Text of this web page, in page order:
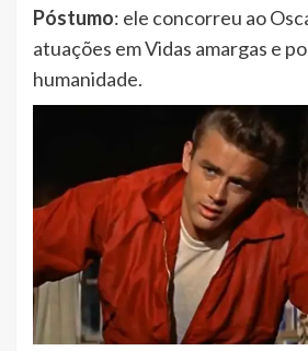
Póstumo: ele concorreu ao
atuações em Vidas amargas e
humanidade.